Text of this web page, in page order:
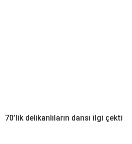
70’lik delikanlıların dansı ilgi çekti